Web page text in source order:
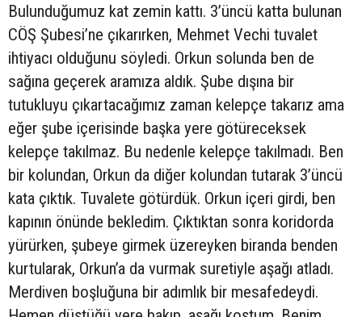
Bulunduğumuz kat zemin kattı. 3’üncü katta bulunan
CÖŞ Şubesi’ne çıkarırken, Mehmet Vechi tuvalet
ihtiyacı olduğunu söyledi. Orkun solunda ben de
sağına geçerek aramıza aldık. Şube dışına bir
tutukluyu çıkartacağımız zaman kelepçe takarız ama
eğer şube içerisinde başka yere götüreceksek
kelepçe takılmaz. Bu nedenle kelepçe takılmadı. Ben
bir kolundan, Orkun da diğer kolundan tutarak 3’üncü
kata çıktık. Tuvalete götürdük. Orkun içeri girdi, ben
kapının önünde bekledim. Çıktıktan sonra koridorda
yürürken, şubeye girmek üzereyken biranda benden
kurtularak, Orkun’a da vurmak suretiyle aşağı atladı.
Merdiven boşluğuna bir adımlık bir mesafedeydi.